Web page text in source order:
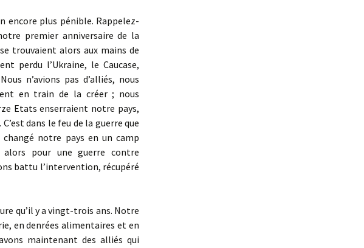
encore plus pénible. Rappelez-
premier anniversaire de la
trouvaient alors aux mains de
perdu l’Ukraine, le Caucase,
n’avions pas d’alliés, nous
en train de la créer ; nous
Etats enserraient notre pays,
dans le feu de la guerre que
notre pays en un camp
alors pour une guerre contre
battu l’intervention, récupéré
qu’il y a vingt-trois ans. Notre
en denrées alimentaires et en
maintenant des alliés qui